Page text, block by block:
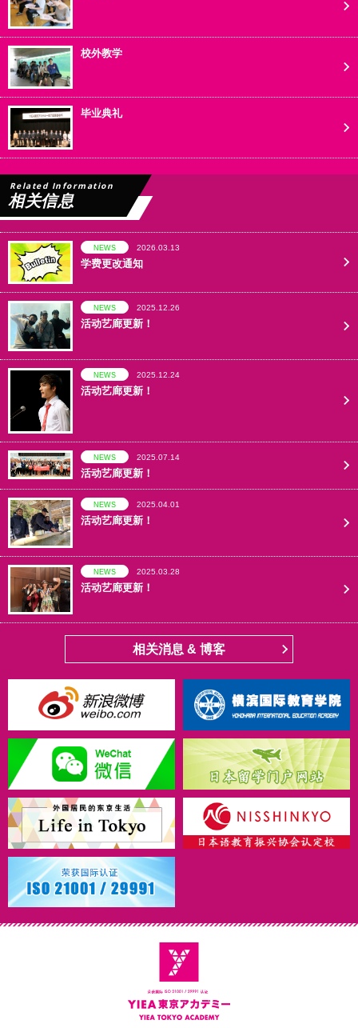
校外教学
毕业典礼
Related Information
相关信息
NEWS 2026.03.13
学费更改通知
NEWS 2025.12.26
活动艺廊更新！
NEWS 2025.12.24
活动艺廊更新！
NEWS 2025.07.14
活动艺廊更新！
NEWS 2025.04.01
活动艺廊更新！
NEWS 2025.03.28
活动艺廊更新！
相关消息 & 博客